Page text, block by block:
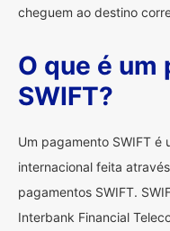
cheguem ao destino
O que é um
SWIFT?
Um pagamento SWIFT é
internacional feita
pagamentos SWIFT.
Interbank Financial